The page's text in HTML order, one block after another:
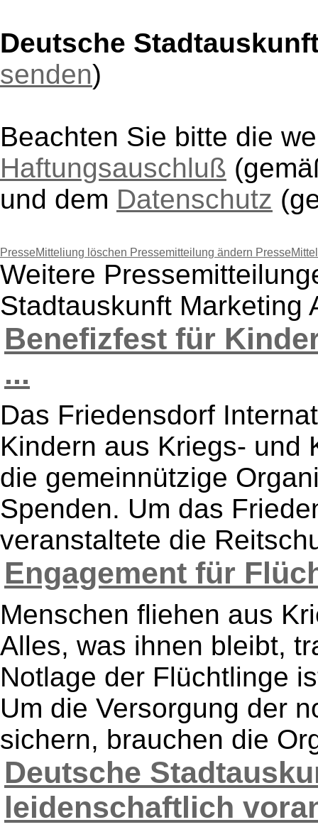
Deutsche
senden)
Beachten Sie bitte die
Haftungsauschluß
und dem Datenschutz
PresseMitteliung löschen Pressemitteilung ändern
Weitere
Stadtauskunft Marketing
Benefizfest für
...
Das Friedensdorf
Kindern aus Kriegs- und
die gemeinnützige
Spenden. Um das
veranstaltete die
Engagement für
Menschen fliehen aus
Alles, was ihnen bleibt,
Notlage der Flüchtlinge
Um die Versorgung der
sichern, brauchen die
Deutsche
leidenschaftlich